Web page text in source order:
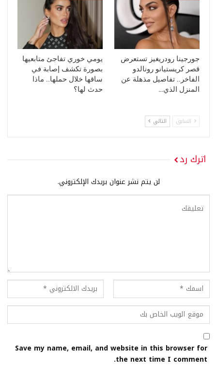
جورجينا رودريغيز تستعرض
قصر كريستيانو رونالدو
الفاخر.. تفاصيل مذهلة عن
المنزل الذي…
يومي خوري تفاجئ متابعيها
بصورة تكشف إصابة في
ساقها خلال حملها.. ماذا
حدث لها؟
السابق التالي
اترك رد
لن يتم نشر عنوان بريدك الإلكتروني.
Save my name, email, and website in this browser for
the next time I comment.